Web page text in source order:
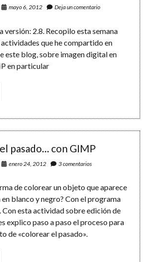
mayo 6, 2012 Deja un comentario
versión: 2.8. Recopilo esta semana
que he compartido en
este blog, sobre imagen digital en
en particular
pasado… con GIMP
enero 24, 2012 3 comentarios
de colorear un objeto que aparece
blanco y negro? Con el programa
esta actividad sobre edición de
explico paso a paso el proceso para
de «colorear el pasado».